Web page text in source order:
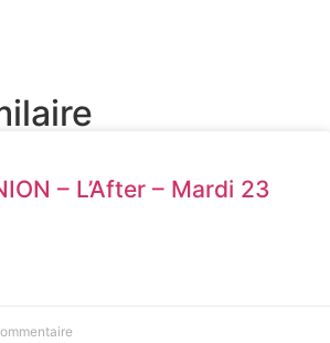
– L’After – Mardi 23